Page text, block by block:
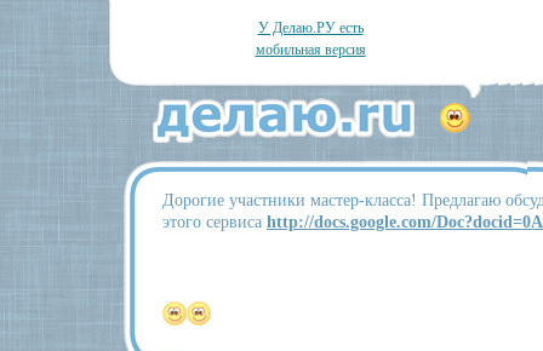
У Делаю.РУ есть
мобильная версия
Дорогие участники мастер-класса! Предлагаю
этого сервиса http://docs.google.com/